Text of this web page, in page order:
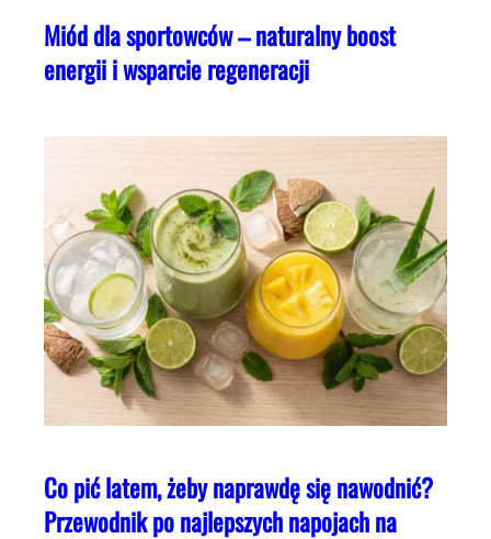
Miód dla sportowców – naturalny boost
energii i wsparcie regeneracji
Co pić latem, żeby naprawdę się nawodnić?
Przewodnik po najlepszych napojach na